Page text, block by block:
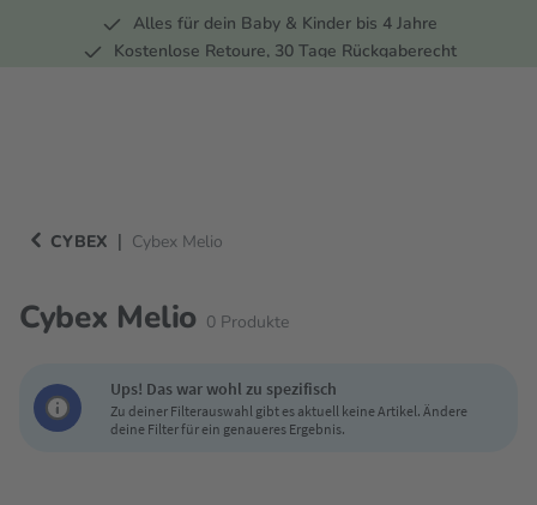
Zur Hauptnavigation springen
Alles für dein Baby & Kinder bis 4 Jahre
Kostenlose Retoure, 30 Tage Rückgaberecht
CYBEX | Cybex Melio
Cybex Melio 0 Produkte
Ups! Das war wohl zu spezifisch
Zu deiner Filterauswahl gibt es aktuell keine Artikel. Ändere
deine Filter für ein genaueres Ergebnis.